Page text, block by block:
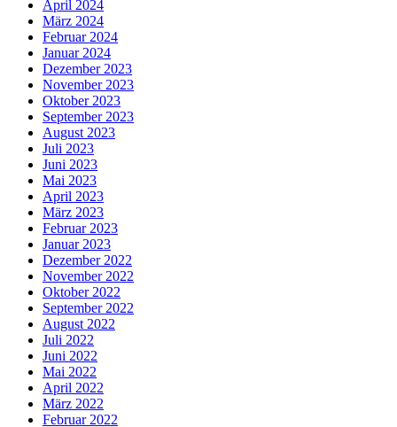
April 2024
März 2024
Februar 2024
Januar 2024
Dezember 2023
November 2023
Oktober 2023
September 2023
August 2023
Juli 2023
Juni 2023
Mai 2023
April 2023
März 2023
Februar 2023
Januar 2023
Dezember 2022
November 2022
Oktober 2022
September 2022
August 2022
Juli 2022
Juni 2022
Mai 2022
April 2022
März 2022
Februar 2022